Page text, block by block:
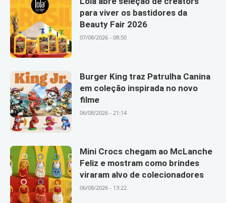
para viver os bastidores da
Beauty Fair 2026
07/08/2026 - 08:50
Burger King traz Patrulha Canina
em coleção inspirada no novo
filme
06/08/2026 - 21:14
Mini Crocs chegam ao McLanche
Feliz e mostram como brindes
viraram alvo de colecionadores
06/08/2026 - 13:22